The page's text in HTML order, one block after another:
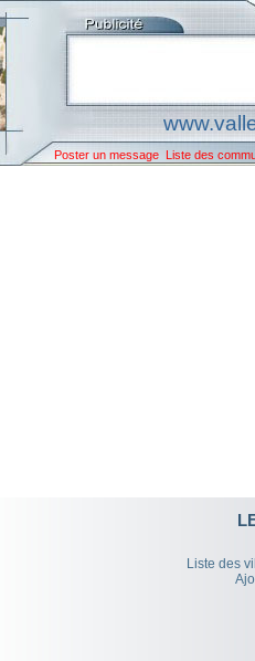
Poster un message Liste des
Liste des